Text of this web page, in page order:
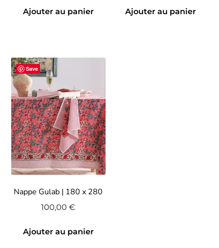
Ajouter au panier Ajouter au panier
Save
Nappe Gulab | 180 x 280
100,00€
Ajouter au panier